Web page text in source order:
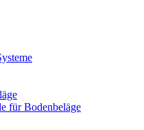
für Bodenbeläge